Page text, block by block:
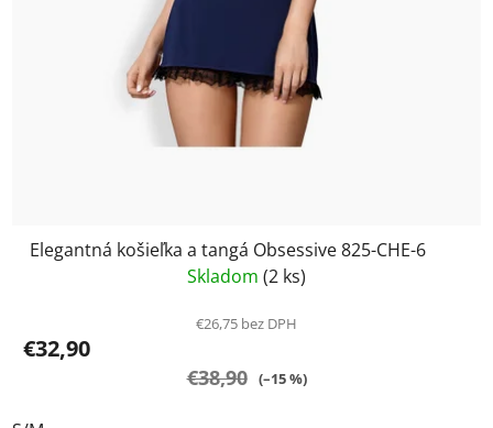
Elegantná košieľka a tangá Obsessive 825-CHE-6
Skladom (2 ks)
€26,75 bez DPH
€32,90
€38,90 (–15 %)